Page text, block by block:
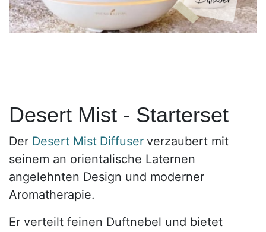
Desert Mist - Starterset
Der Desert Mist Diffuser verzaubert mit
seinem an orientalische Laternen
angelehnten Design und moderner
Aromatherapie.
Er verteilt feinen Duftnebel und bietet